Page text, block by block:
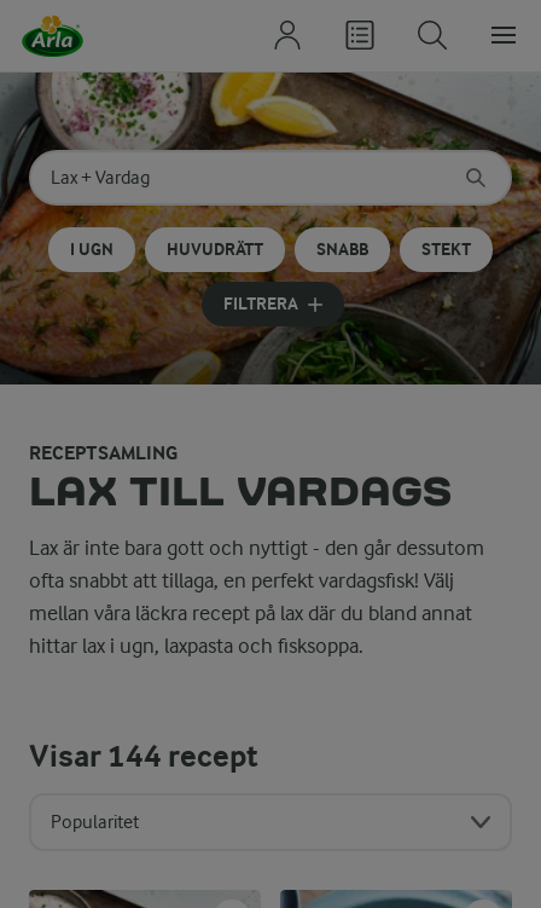
Sök på kategori eller ingrediens
Skriv in sökord för att få förslag
I UGN HUVUDRÄTT SNABB STEKT
FILTRERA
RECEPTSAMLING
LAX TILL VARDAGS
Lax är inte bara gott och nyttigt - den går dessutom
ofta snabbt att tillaga, en perfekt vardagsfisk! Välj
mellan våra läckra recept på lax där du bland annat
hittar lax i ugn, laxpasta och fisksoppa.
Visar144 recept
Popularitet